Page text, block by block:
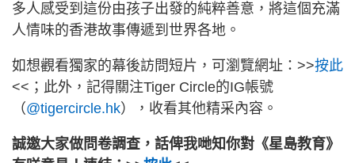
多人感受到這份由孩子出發的純粹善意，將這個充滿
人情味的香港故事傳遞到世界各地。
如想觀看獨家的幕後訪問短片，可瀏覽網址：>>按此
<<；此外，記得關注Tiger Circle的IG帳號
（@tigercircle.hk），收看其他精采內容。
誠邀大家做問卷調查，話俾我哋知你對《星島教育》